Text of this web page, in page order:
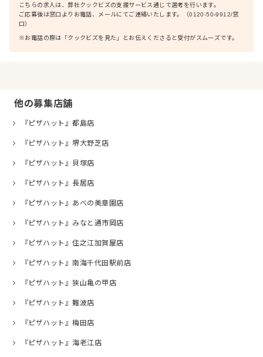
こちらの求人は、弊社クックビズの支援サービス通じて選考を行います。
ご応募後は窓口よりお電話、メールにてご連絡いたします。（0120-50-9912/窓
口）
※お電話の際は「クックビズを見た」とお伝えくださると受付がスムーズです。
他の募集店舗
『ピザハット』都島店
『ピザハット』堺大野芝店
『ピザハット』貝塚店
『ピザハット』長居店
『ピザハット』あべの美章園店
『ピザハット』みなと通市岡店
『ピザハット』住之江加賀屋店
『ピザハット』南海千代田駅前店
『ピザハット』狭山亀の甲店
『ピザハット』難波店
『ピザハット』梅田店
『ピザハット』海老江店